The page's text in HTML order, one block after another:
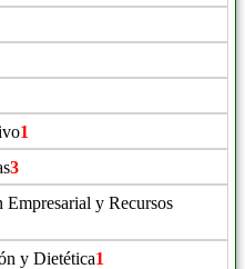
1
3
Empresarial y Recursos
y Dietética1